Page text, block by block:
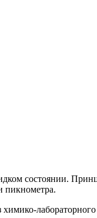
состоянии.
пикнометра.